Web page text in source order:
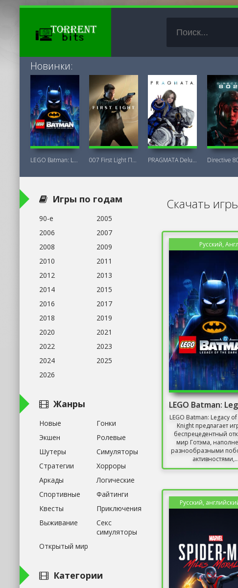
Новинки:
LEGO Batman: Legacy of the Dark Knight 007 First Light Последняя Версия PRAGMATA Deluxe Edition
Скачать
Русский,
LEGO Batman: Legacy
Knight предлагает
беспрецедентный
мир Готэма,
разнообразными
активностями,...
Русский,
Игры по годам
90-е
2005
2006
2007
2008
2009
2010
2011
2012
2013
2014
2015
2016
2017
2018
2019
2020
2021
2022
2023
2024
2025
2026
Жанры
Новые
Гонки
Экшен
Ролевые
Шутеры
Симуляторы
Стратегии
Хорроры
Аркады
Логические
Спортивные
Файтинги
Квесты
Приключения
Выживание
Секс
симуляторы
Открытый мир
Категории